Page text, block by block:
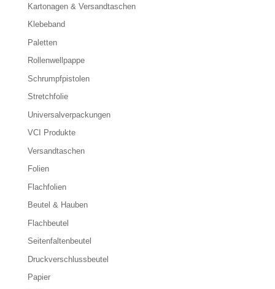
Kartonagen & Versandtaschen
Klebeband
Paletten
Rollenwellpappe
Schrumpfpistolen
Stretchfolie
Universalverpackungen
VCI Produkte
Versandtaschen
Folien
Flachfolien
Beutel & Hauben
Flachbeutel
Seitenfaltenbeutel
Druckverschlussbeutel
Papier